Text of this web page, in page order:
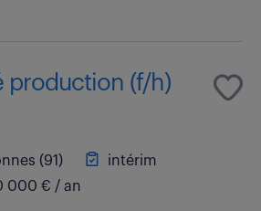
production (f/h)
(91)
intérim
000 € / an